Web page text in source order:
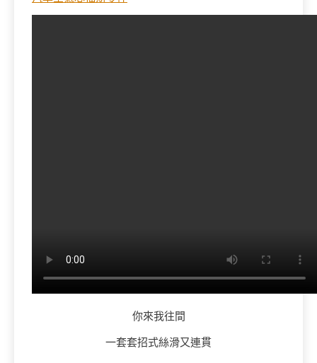
你來我往間
一套套招式絲滑又連貫